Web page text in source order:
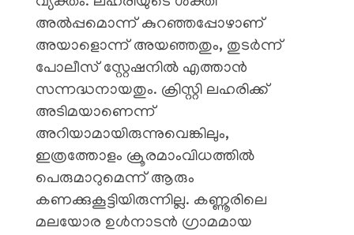
അൽപ്പമൊന്ന് കുറഞ്ഞപ്പോഴാണ്
അയാളൊന്ന് അയഞ്ഞതും, തുടർന്ന്
പോലീസ് സ്റ്റേഷനിൽ എത്താൻ
സന്നദ്ധനായതും. ക്രിസ്റ്റി ലഹരിക്ക്
അടിമയാണെന്ന്
അറിയാമായിരുന്നുവെങ്കിലും,
ഇത്രത്തോളം ക്രൂരമാംവിധത്തിൽ
പെരുമാറുമെന്ന് ആരും
കണക്കുകൂട്ടിയിരുന്നില്ല. കണ്ണൂരിലെ
മലയോര ഉൾനാടൻ ഗ്രാമമായ